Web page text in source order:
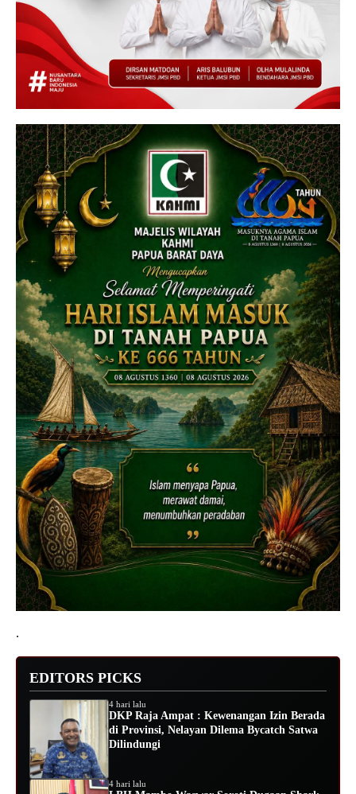
.
EDITORS PICKS
4 hari lalu
DKP Raja Ampat : Kewenangan Izin Berada
di Provinsi, Nelayan Dilema Bycatch Satwa
Dilindungi
4 hari lalu